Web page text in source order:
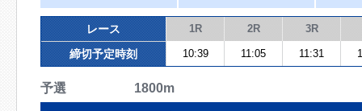
レース 1R 2R 3R
締切予定時刻 10:39 11:05 11:31
予選 1800m